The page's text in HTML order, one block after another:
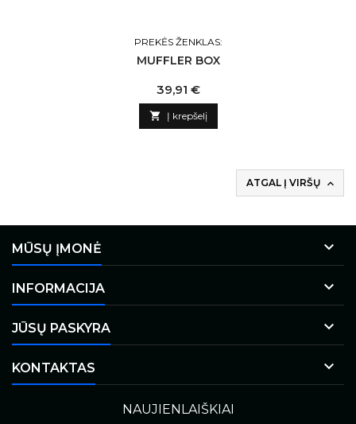
PREKĖS ŽENKLAS:
MUFFLER BOX
Kaina
39,91 €
 Į krepšelį
ATGAL Į VIRŠŲ 
MŪSŲ ĮMONĖ 
INFORMACIJA 
JŪSŲ PASKYRA 
KONTAKTAS 
NAUJIENLAIŠKIAI